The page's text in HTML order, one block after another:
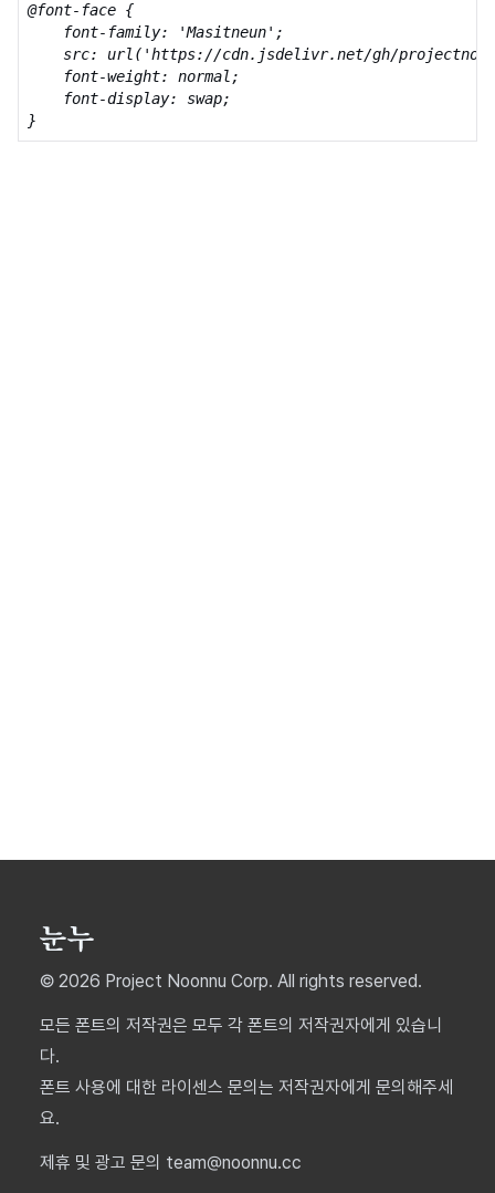
@font-face {
    font-family: 'Masitneun';
src: url('https://cdn.jsdelivr.net/gh/
    font-weight: normal;
    font-display: swap;
}
© 2026 Project Noonnu Corp. All rights reserved.
모든 폰트의 저작권은 모두 각 폰트의 저작권자에게 있습니
다.
폰트 사용에 대한 라이센스 문의는 저작권자에게 문의해주세
요.
제휴 및 광고 문의 team@noonnu.cc